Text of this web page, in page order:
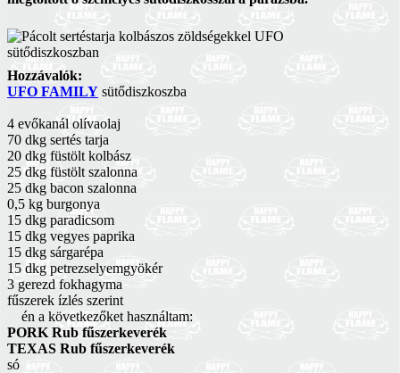
Hozzávalók:
UFO FAMILY sütődiszkoszba
4 evőkanál olívaolaj
70 dkg sertés tarja
20 dkg füstölt kolbász
25 dkg füstölt szalonna
25 dkg bacon szalonna
0,5 kg burgonya
15 dkg paradicsom
15 dkg vegyes paprika
15 dkg sárgarépa
15 dkg petrezselyemgyökér
3 gerezd fokhagyma
fűszerek ízlés szerint
én a következőket használtam:
PORK Rub fűszerkeverék
TEXAS Rub fűszerkeverék
só